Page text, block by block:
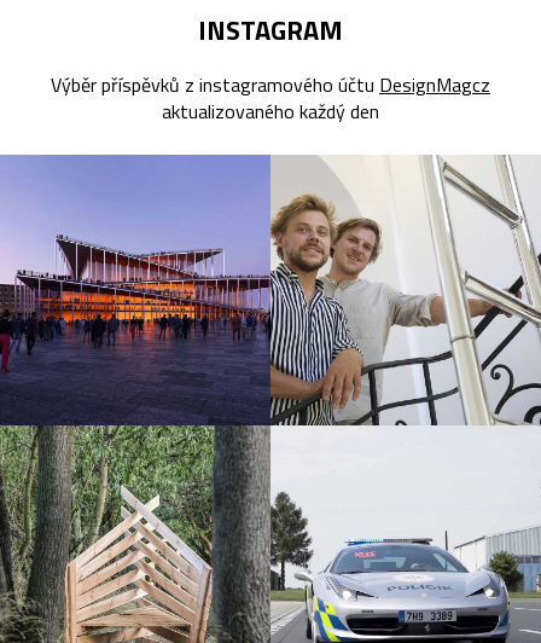
INSTAGRAM
Výběr příspěvků z instagramového účtu DesignMagcz
aktualizovaného každý den